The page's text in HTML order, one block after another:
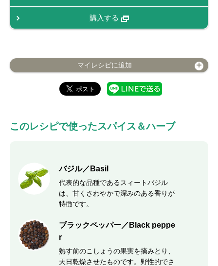
購入する
マイレシピに追加
このレシピで使ったスパイス＆ハーブ
バジル／Basil
代表的な品種であるスィートバジル
は、甘くさわやかで深みのある香りが
特徴です。
ブラックペッパー／Black peppe
r
熟す前のこしょうの果実を摘みとり、
天日乾燥させたものです。野性的でさ